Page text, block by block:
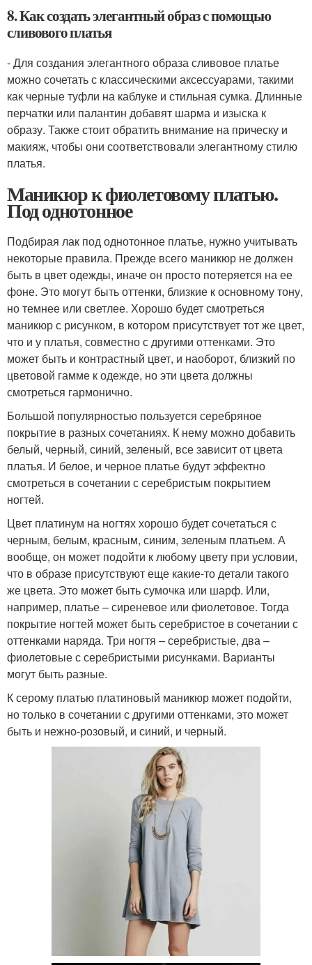
8. Как создать элегантный образ с помощью
сливового платья
- Для создания элегантного образа сливовое платье
можно сочетать с классическими аксессуарами, такими
как черные туфли на каблуке и стильная сумка. Длинные
перчатки или палантин добавят шарма и изыска к
образу. Также стоит обратить внимание на прическу и
макияж, чтобы они соответствовали элегантному стилю
платья.
Маникюр к фиолетовому платью.
Под однотонное
Подбирая лак под однотонное платье, нужно учитывать
некоторые правила. Прежде всего маникюр не должен
быть в цвет одежды, иначе он просто потеряется на ее
фоне. Это могут быть оттенки, близкие к основному тону,
но темнее или светлее. Хорошо будет смотреться
маникюр с рисунком, в котором присутствует тот же цвет,
что и у платья, совместно с другими оттенками. Это
может быть и контрастный цвет, и наоборот, близкий по
цветовой гамме к одежде, но эти цвета должны
смотреться гармонично.
Большой популярностью пользуется серебряное
покрытие в разных сочетаниях. К нему можно добавить
белый, черный, синий, зеленый, все зависит от цвета
платья. И белое, и черное платье будут эффектно
смотреться в сочетании с серебристым покрытием
ногтей.
Цвет платинум на ногтях хорошо будет сочетаться с
черным, белым, красным, синим, зеленым платьем. А
вообще, он может подойти к любому цвету при условии,
что в образе присутствуют еще какие-то детали такого
же цвета. Это может быть сумочка или шарф. Или,
например, платье – сиреневое или фиолетовое. Тогда
покрытие ногтей может быть серебристое в сочетании с
оттенками наряда. Три ногтя – серебристые, два –
фиолетовые с серебристыми рисунками. Варианты
могут быть разные.
К серому платью платиновый маникюр может подойти,
но только в сочетании с другими оттенками, это может
быть и нежно-розовый, и синий, и черный.